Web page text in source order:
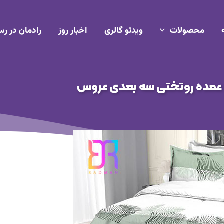
محصولات ویدئو گالری اخبار روز رادمان در
عمده روتختی سه بعدی عروس